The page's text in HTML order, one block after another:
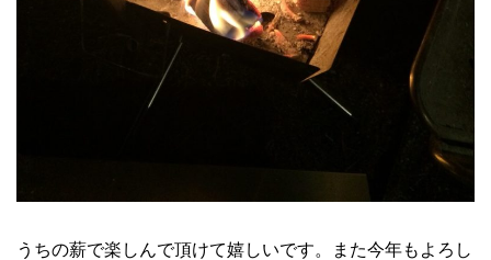
うちの薪で楽しんで頂けて嬉しいです。また今年もよろし